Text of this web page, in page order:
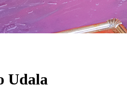
Udala